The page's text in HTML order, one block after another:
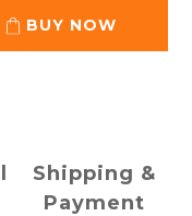
BUY NOW
Shipping &
Payment